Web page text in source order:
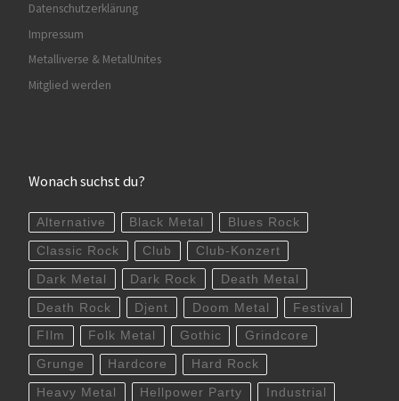
Datenschutzerklärung
Impressum
Metalliverse & MetalUnites
Mitglied werden
Wonach suchst du?
Alternative Black Metal Blues Rock
Classic Rock Club Club-Konzert
Dark Metal Dark Rock Death Metal
Death Rock Djent Doom Metal Festival
FIlm Folk Metal Gothic Grindcore
Grunge Hardcore Hard Rock
Heavy Metal Hellpower Party Industrial